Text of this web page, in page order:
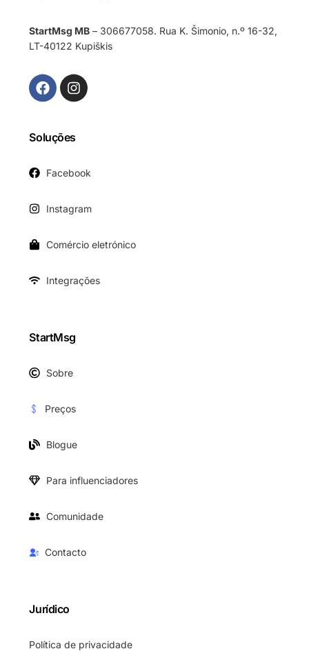
StartMsg MB – 306677058. Rua K. Šimonio, n.º 16-32,
LT-40122 Kupiškis
Soluções
Facebook
Instagram
Comércio eletrónico
Integrações
StartMsg
Sobre
Preços
Blogue
Para influenciadores
Comunidade
Contacto
Jurídico
Política de privacidade